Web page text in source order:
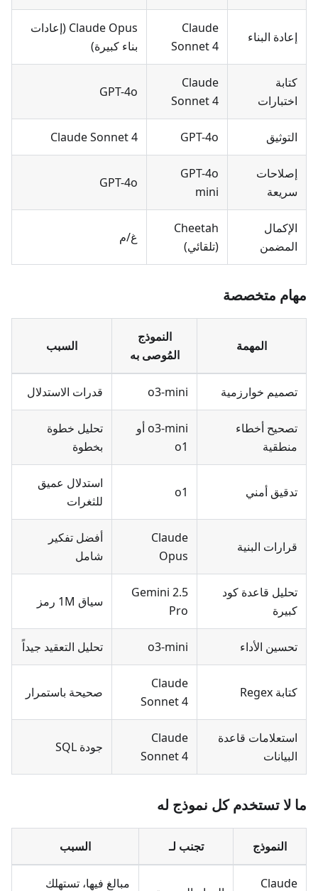
إعادة البناء
Claude
Sonnet 4
Claude Opus (إعادات
بناء كبيرة)
كتابة
اختبارات
Claude
Sonnet 4
GPT-4o
التوثيق GPT-4o
Claude Sonnet 4
إصلاحات
سريعة
GPT-4o
mini
GPT-4o
الإكمال
المضمن
Cheetah
(تلقائي)
غ/م
مهام متخصصة
المهمة
النموذج
المُوصى به
السبب
تصميم خوارزمية o3-mini قدرات الاستدلال
تصحيح أخطاء
منطقية
o3-mini أو
o1
تحليل خطوة
بخطوة
تدقيق أمني o1
استدلال عميق
للثغرات
قرارات البنية
Claude
Opus
أفضل تفكير
شامل
تحليل قاعدة كود
كبيرة
Gemini 2.5
Pro
سياق 1M رمز
تحسين الأداء o3-mini تحليل التعقيد جيداً
كتابة Regex
Claude
Sonnet 4
صحيحة باستمرار
استعلامات قاعدة
البيانات
Claude
Sonnet 4
جودة SQL
ما لا تستخدم كل نموذج له
النموذج تجنب لـ السبب
Claude مبالغ فيها، تستهلك